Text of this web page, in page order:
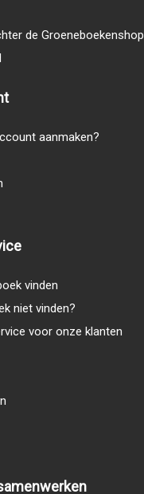
de Groeneboekenshop
aanmaken?
vinden
niet vinden?
voor onze klanten